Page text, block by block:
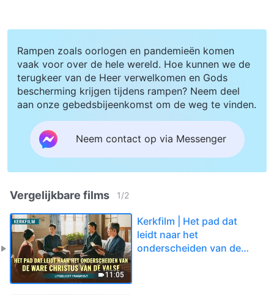
Rampen zoals oorlogen en pandemieën komen
vaak voor over de hele wereld. Hoe kunnen we de
terugkeer van de Heer verwelkomen en Gods
bescherming krijgen tijdens rampen? Neem deel
aan onze gebedsbijeenkomst om de weg te vinden.
Neem contact op via Messenger
Vergelijkbare films 1/2
11:05
Kerkfilm | Het pad dat
leidt naar het
onderscheiden van de